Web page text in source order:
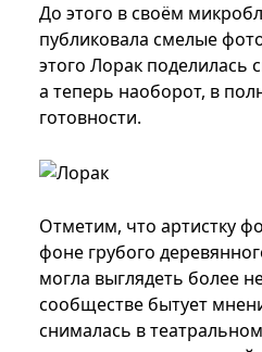
До этого в своём
публиковала смелые
этого Лорак поделилась
а теперь наоборот, в
готовности.
Отметим, что артистку
фоне грубого
могла выглядеть более
сообществе бытует
снималась в